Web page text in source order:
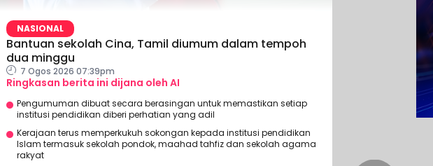
NASIONAL
Bantuan sekolah Cina, Tamil diumum dalam tempoh
dua minggu
7 Ogos 2026 07:39pm
Ringkasan berita ini dijana oleh AI
Pengumuman dibuat secara berasingan untuk memastikan setiap
institusi pendidikan diberi perhatian yang adil
Kerajaan terus memperkukuh sokongan kepada institusi pendidikan
Islam termasuk sekolah pondok, maahad tahfiz dan sekolah agama
rakyat